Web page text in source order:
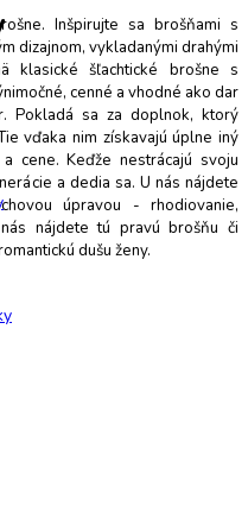
Inšpirujte sa brošňami s
dizajnom, vykladanými drahými
klasické šľachtické brošne s
cenné a vhodné ako dar
Pokladá sa za doplnok, ktorý
vďaka nim získavajú úplne iný
cene. Keďže nestrácajú svoju
a dedia sa. U nás nájdete
úpravou - rhodiovanie,
nájdete tú pravú brošňu či
dušu ženy.